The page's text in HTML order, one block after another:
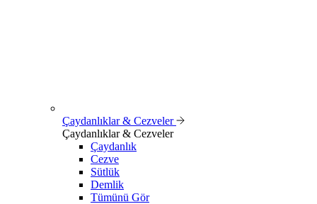
Çaydanlıklar & Cezveler
Çaydanlıklar & Cezveler
Çaydanlık
Cezve
Sütlük
Demlik
Tümünü Gör